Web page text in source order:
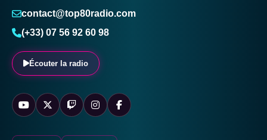
contact@top80radio.com
(+33) 07 56 92 60 98
Écouter la radio